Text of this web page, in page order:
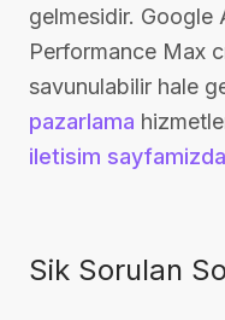
gelmesidir. Google
Performance Max
savunulabilir hale
pazarlama
iletisim
Sik Sorulan